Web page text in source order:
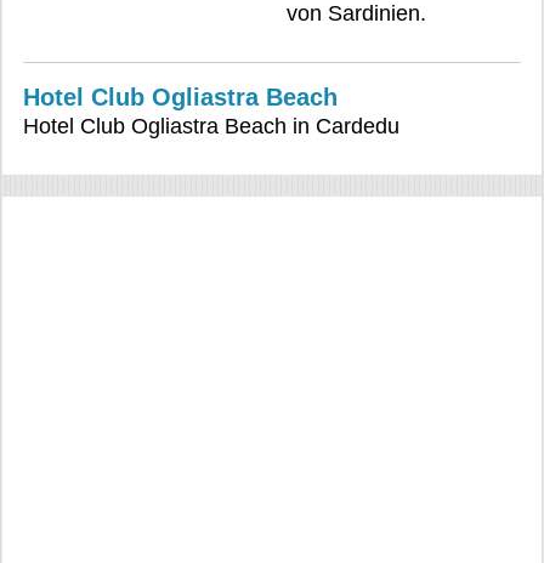
von Sardinien.
Hotel Club Ogliastra Beach
Hotel Club Ogliastra Beach in Cardedu